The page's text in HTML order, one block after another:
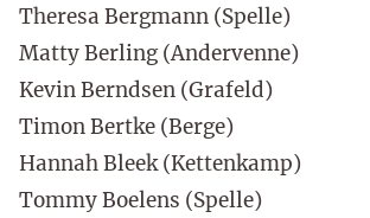
Theresa Bergmann (Spelle)
Matty Berling (Andervenne)
Kevin Berndsen (Grafeld)
Timon Bertke (Berge)
Hannah Bleek (Kettenkamp)
Tommy Boelens (Spelle)